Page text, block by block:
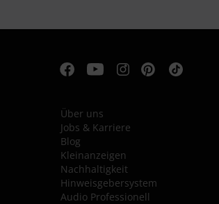
Über uns
Jobs & Karriere
Blog
Kleinanzeigen
Nachhaltigkeit
Hinweisgebersystem
Audio Professionell